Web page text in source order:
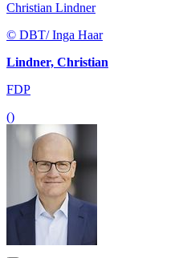
Christian Lindner
© DBT/ Inga Haar
Lindner, Christian
FDP
()